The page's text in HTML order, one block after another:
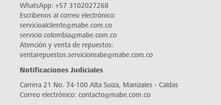
WhatsApp: +57 3102027268
Escríbenos al correo electrónico:
servicioalcliente@mabe.com.co
servicio.colombia@mabe.com.co
Atención y venta de repuestos:
ventarepuestos.serviciomabe@mabe.com.co
Notificaciones Judiciales
Carrera 21 No. 74-100 Alta Suiza, Manizales - Caldas
Correo electrónico: contacto@mabe.com.co